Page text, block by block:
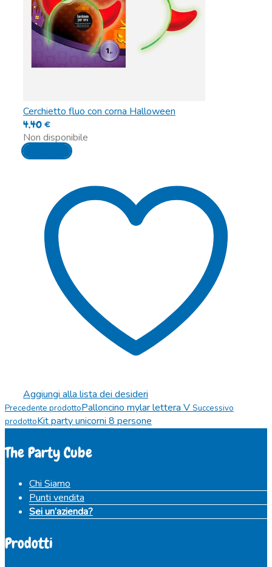
Cerchietto fluo con corna Halloween
4,40€
Non disponibile
Leggi tutto
Aggiungi alla lista dei desideri
Precedente prodottoPalloncino mylar lettera V Successivo
prodottoKit party unicorni 8 persone
The Party Cube
Chi Siamo
Punti vendita
Sei un’azienda?
Prodotti